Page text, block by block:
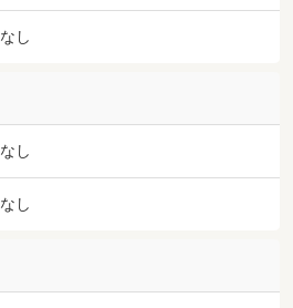
なし
なし
なし